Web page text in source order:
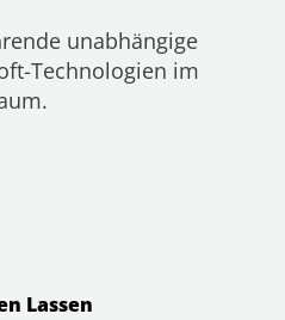
unabhängige
Technologien im
Lassen